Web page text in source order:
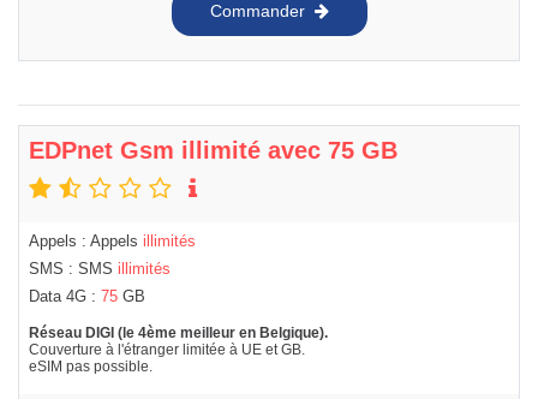
Commander
EDPnet Gsm illimité avec 75 GB
Appels : Appels illimités
SMS : SMS illimités
Data 4G : 75 GB
Réseau DIGI (le 4ème meilleur en Belgique).
Couverture à l'étranger limitée à UE et GB.
eSIM pas possible.